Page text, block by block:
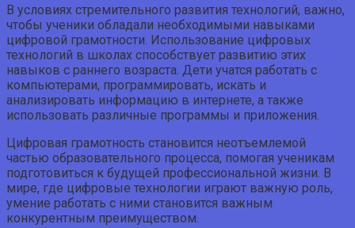
В условиях стремительного развития технологий, важно,
чтобы ученики обладали необходимыми навыками
цифровой грамотности. Использование цифровых
технологий в школах способствует развитию этих
навыков с раннего возраста. Дети учатся работать с
компьютерами, программировать, искать и
анализировать информацию в интернете, а также
использовать различные программы и приложения.
Цифровая грамотность становится неотъемлемой
частью образовательного процесса, помогая ученикам
подготовиться к будущей профессиональной жизни. В
мире, где цифровые технологии играют важную роль,
умение работать с ними становится важным
конкурентным преимуществом.